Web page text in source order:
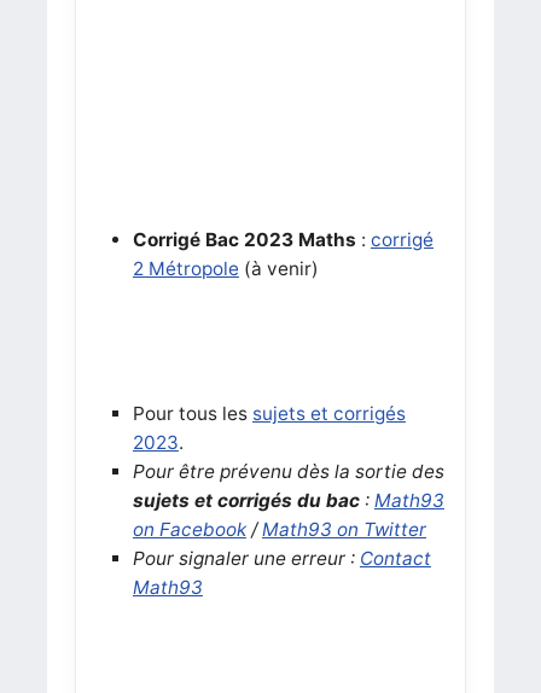
Corrigé Bac 2023 Maths : corrigé
2 Métropole (à venir)
Pour tous les sujets et corrigés
2023.
Pour être prévenu dès la sortie des
sujets et corrigés du bac: Math93
on Facebook /Math93 on Twitter
Pour signaler une erreur : Contact
Math93